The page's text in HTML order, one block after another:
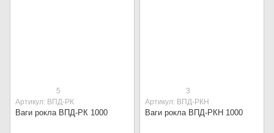
5
Артикул: ВПД-РК
Ваги рокла ВПД-РК 1000
3
Артикул: ВПД-РКН
Ваги рокла ВПД-РКН 1000